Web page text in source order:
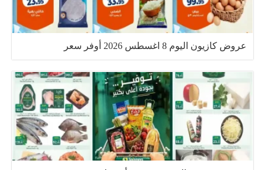
عروض كازيون اليوم 8 اغسطس 2026 أوفر سعر